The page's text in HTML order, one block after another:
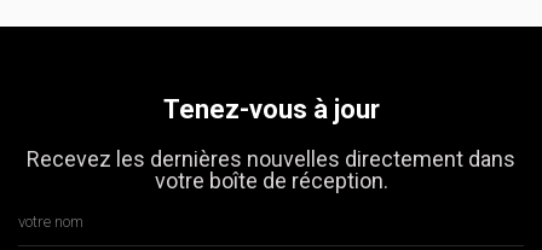
Tenez-vous à jour
Recevez les dernières nouvelles directement dans
votre boîte de réception.